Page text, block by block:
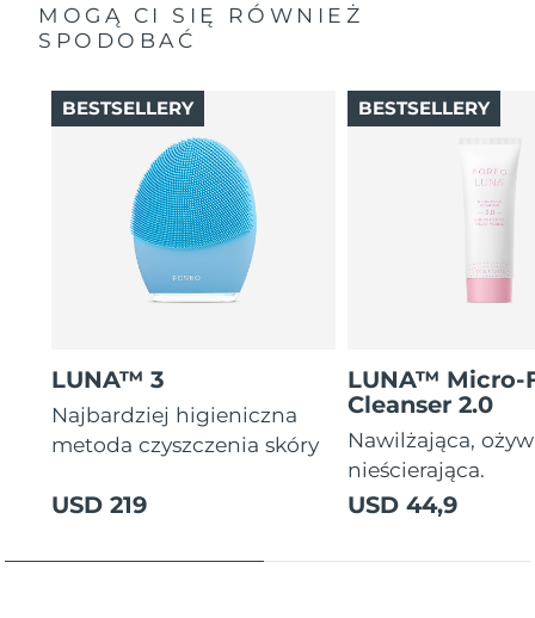
MOGĄ CI SIĘ RÓWNIEŻ
SPODOBAĆ
LUNA™ 3
Najbardziej higieniczna
metoda czyszczenia skóry
USD 219
BESTSELLERY
LUNA™ Micro-
Cleanser 2.0
Nawilżająca,
nieścierająca.
USD 44,9
BESTSELLERY